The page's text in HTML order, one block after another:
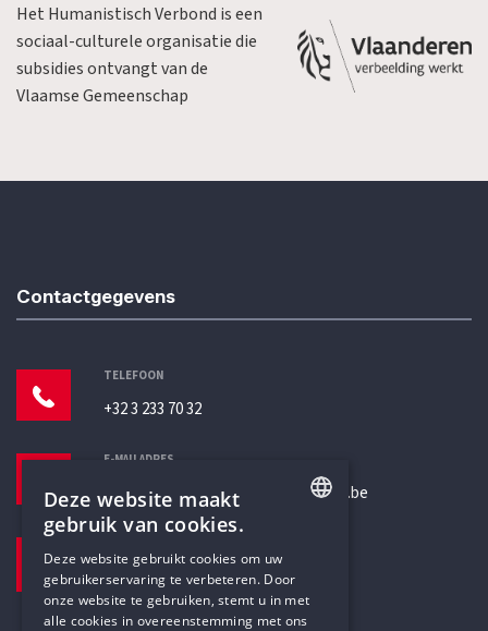
Het Humanistisch Verbond is een
sociaal-culturele organisatie die
subsidies ontvangt van de
Vlaamse Gemeenschap
Contactgegevens
TELEFOON
+32 3 233 70 32
E-MAILADRES
secretariaat@humanistischverbond.be
Pottenbrug 4
Antwerpen, 2000
DUTCH
Deze website maakt
gebruik van cookies.
Deze website gebruikt cookies om uw
gebruikerservaring te verbeteren. Door
onze website te gebruiken, stemt u in met
alle cookies in overeenstemming met ons